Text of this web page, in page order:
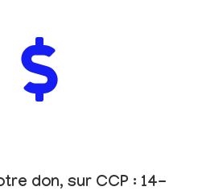
don, sur CCP : 14-